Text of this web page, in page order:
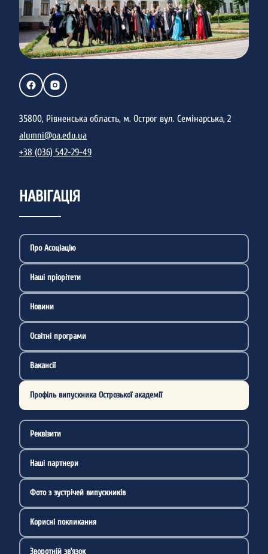
35800, Рівненська область, м. Острог вул. Семінарська, 2
alumni@oa.edu.ua
+38 (036) 542-29-49
НАВІГАЦІЯ
Про Асоціацію
Наші пріорітети
Новини
Освітні програми
Вакансії
Профіль випускника Острозької академії
Реквізити
Наші партнери
Фото з зустрічей випускників
Корисні покликання
Зворотній зв’язок